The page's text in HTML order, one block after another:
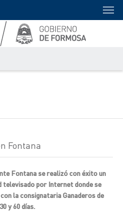
Fontana
Fontana se realizó con éxito un
televisado por Internet donde se
la consignataria Ganaderos de
y 60 días.